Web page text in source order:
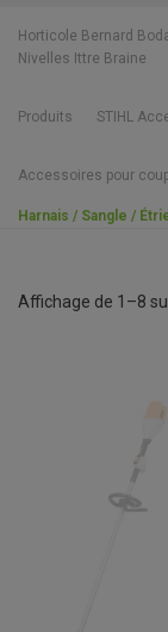
Horticole Bernard
Nivelles Ittre Braine
Produits STIHL
Accessoires pour
Harnais / Sangle /
Affichage de 1–8